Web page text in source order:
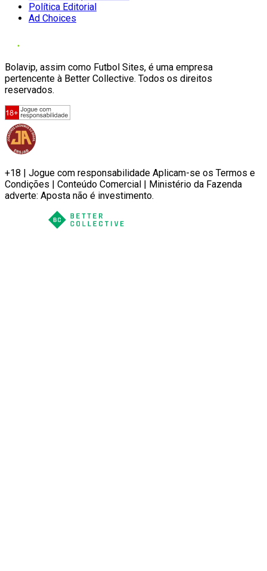
Política Editorial
Ad Choices
Bolavip, assim como Futbol Sites, é uma empresa
pertencente à Better Collective. Todos os direitos
reservados.
+18 | Jogue com responsabilidade Aplicam-se os Termos e
Condições | Conteúdo Comercial | Ministério da Fazenda
adverte: Aposta não é investimento.